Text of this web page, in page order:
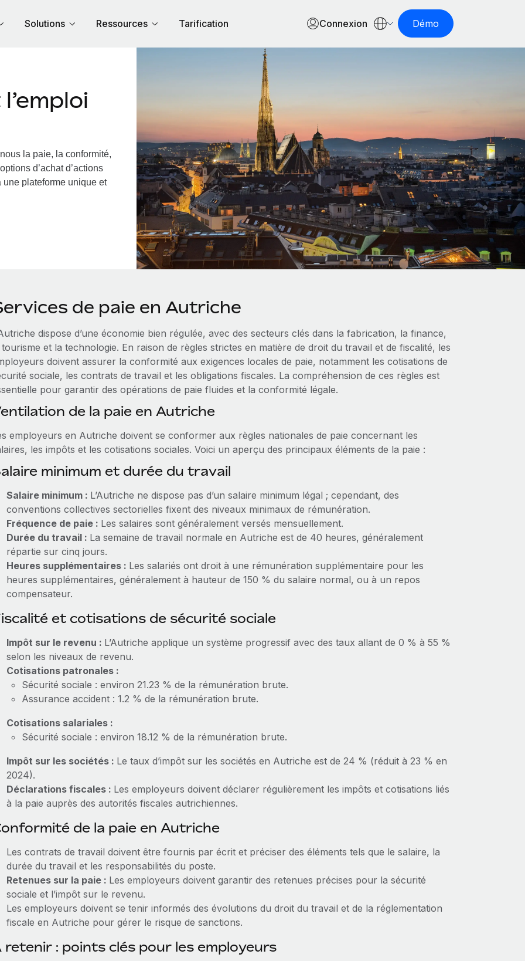
Solutions Ressources Tarification Connexion Démo
la paie, la conformité,
d’achat d’actions
plateforme unique et
de paie en Autriche
dispose d’une économie bien régulée, avec des secteurs clés dans la fabrication, la finance,
et la technologie. En raison de règles strictes en matière de droit du travail et de fiscalité, les
doivent assurer la conformité aux exigences locales de paie, notamment les cotisations de
sociale, les contrats de travail et les obligations fiscales. La compréhension de ces règles est
pour garantir des opérations de paie fluides et la conformité légale.
de la paie en Autriche
employeurs en Autriche doivent se conformer aux règles nationales de paie concernant les
les impôts et les cotisations sociales. Voici un aperçu des principaux éléments de la paie :
minimum et durée du travail
Salaire minimum : L’Autriche ne dispose pas d’un salaire minimum légal ; cependant, des
conventions collectives sectorielles fixent des niveaux minimaux de rémunération.
Fréquence de paie : Les salaires sont généralement versés mensuellement.
Durée du travail : La semaine de travail normale en Autriche est de 40 heures, généralement
répartie sur cinq jours.
Heures supplémentaires : Les salariés ont droit à une rémunération supplémentaire pour les
heures supplémentaires, généralement à hauteur de 150 % du salaire normal, ou à un repos
compensateur.
et cotisations de sécurité sociale
Impôt sur le revenu : L’Autriche applique un système progressif avec des taux allant de 0 % à 55 %
selon les niveaux de revenu.
Cotisations patronales :
Sécurité sociale : environ 21.23 % de la rémunération brute.
Assurance accident : 1.2 % de la rémunération brute.
Cotisations salariales :
Sécurité sociale : environ 18.12 % de la rémunération brute.
Impôt sur les sociétés : Le taux d’impôt sur les sociétés en Autriche est de 24 % (réduit à 23 % en
2024).
Déclarations fiscales : Les employeurs doivent déclarer régulièrement les impôts et cotisations liés
à la paie auprès des autorités fiscales autrichiennes.
de la paie en Autriche
Les contrats de travail doivent être fournis par écrit et préciser des éléments tels que le salaire, la
durée du travail et les responsabilités du poste.
Retenues sur la paie : Les employeurs doivent garantir des retenues précises pour la sécurité
sociale et l’impôt sur le revenu.
Les employeurs doivent se tenir informés des évolutions du droit du travail et de la réglementation
fiscale en Autriche pour gérer le risque de sanctions.
retenir : points clés pour les employeurs